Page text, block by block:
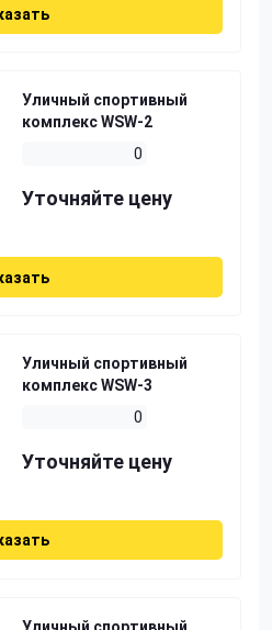
Уличный спортивный
комплекс WSW-2
0
Уточняйте цену
Уличный спортивный
комплекс WSW-3
0
Уточняйте цену
Уличный спортивный